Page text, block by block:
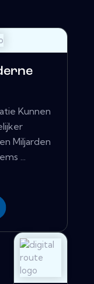
Kunnen
Miljarden
...